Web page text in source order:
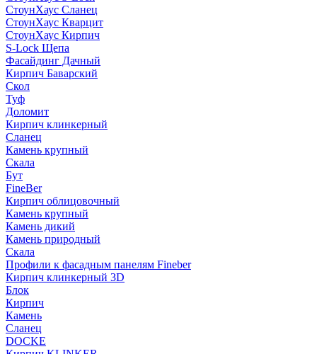
СтоунХаус Сланец
СтоунХаус Кварцит
СтоунХаус Кирпич
S-Lock Щепа
Фасайдинг Дачный
Кирпич Баварский
Скол
Туф
Доломит
Кирпич клинкерный
Сланец
Камень крупный
Скала
Бут
FineBer
Кирпич облицовочный
Камень крупный
Камень дикий
Камень природный
Скала
Профили к фасадным панелям Fineber
Кирпич клинкерный 3D
Блок
Кирпич
Камень
Сланец
DOCKE